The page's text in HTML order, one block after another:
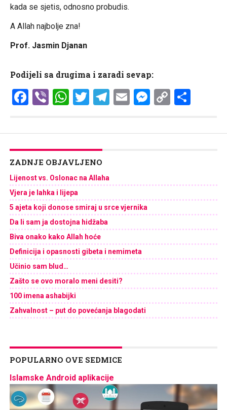
kada se sjetis, odnosno probudis.
A Allah najbolje zna!
Prof. Jasmin Djanan
Podijeli sa drugima i zaradi sevap:
Facebook
ViberWhatsApp
Twitter
Telegram
EmailCopy
ZADNJE OBJAVLJENO
Lijenost vs. Oslonac na Allaha
Vjera je lahka i lijepa
5 ajeta koji donose smiraj u srce vjernika
Da li sam ja dostojna hidžaba
Biva onako kako Allah hoće
Definicija i opasnosti gibeta i nemimeta
Učinio sam blud…
Zašto se ovo moralo meni desiti?
100 imena ashabijki
Zahvalnost – put do povećanja blagodati
POPULARNO OVE SEDMICE
Islamske Android aplikacije